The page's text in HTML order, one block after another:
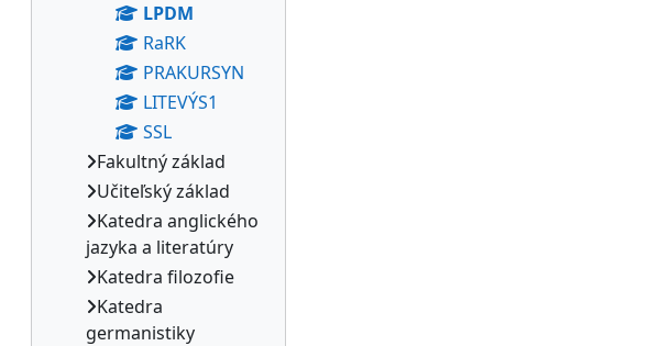
LPDM
RaRK
PRAKURSYN
LITEVÝS1
SSL
Fakultný základ
Učiteľský základ
Katedra anglického
jazyka a literatúry
Katedra filozofie
Katedra
germanistiky